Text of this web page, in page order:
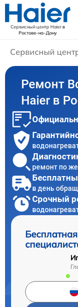
Сервисный центр Haierв
Ростове-на-Дону
Сервисный
Ремонт
Haier в
ремонт по
в день
Срочный